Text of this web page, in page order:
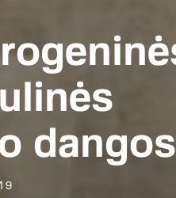
dangos